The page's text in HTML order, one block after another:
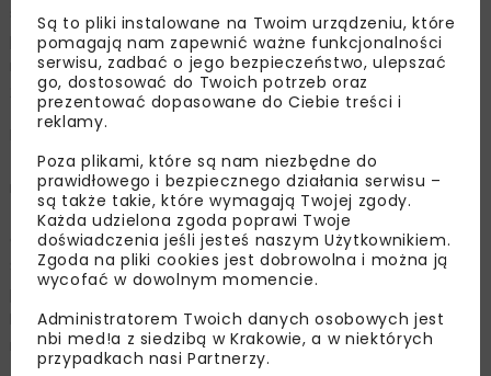
się od rozpoznania saperskiego, wycinki drzew i
przygotowania dróg technologicznych. Potem ruszą
roboty ziemne, a obwodnica ma być gotowa wiosną
2025 r.
Po oddaniu do użytku nowa trasa przejmie ruch
tranzytowy wyprowadzając go poza centrum
miejscowości oraz poprawi płynność ruchu lokalnego.
Zgodnie z badaniami przeprowadzonymi w ramach
Generalnego Pomiaru Ruchu w latach 2020-2021 przez
Sztabin przejeżdża codziennie ponad 13 tysięcy
pojazdów, z czego prawie 4 tysiące to ciężarówki.
Inwestycja wpłynie też pozytywnie na bezpieczeństwo
mieszkańców.
Są to pliki instalowane na Twoim urządzeniu, które
pomagają nam zapewnić ważne funkcjonalności
serwisu, zadbać o jego bezpieczeństwo, ulepszać
go, dostosować do Twoich potrzeb oraz
prezentować dopasowane do Ciebie treści i
reklamy.
Poza plikami, które są nam niezbędne do
prawidłowego i bezpiecznego działania serwisu –
są także takie, które wymagają Twojej zgody.
Każda udzielona zgoda poprawi Twoje
doświadczenia jeśli jesteś naszym Użytkownikiem.
Zgoda na pliki cookies jest dobrowolna i można ją
wycofać w dowolnym momencie.
Administratorem Twoich danych osobowych jest
nbi med!a z siedzibą w Krakowie, a w niektórych
przypadkach nasi Partnerzy.